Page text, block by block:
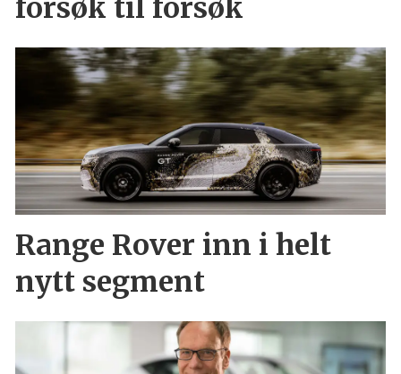
forsøk til forsøk
Range Rover inn i helt
nytt segment